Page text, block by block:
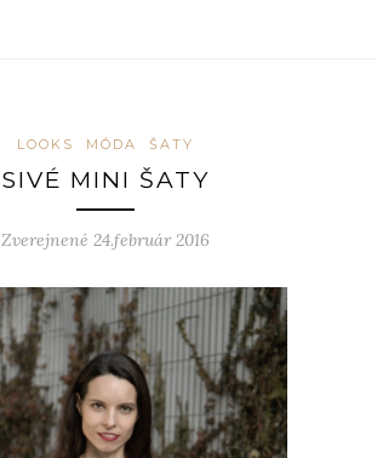
LOOKS MÓDA ŠATY
SIVÉ MINI ŠATY
Zverejnené 24.február 2016